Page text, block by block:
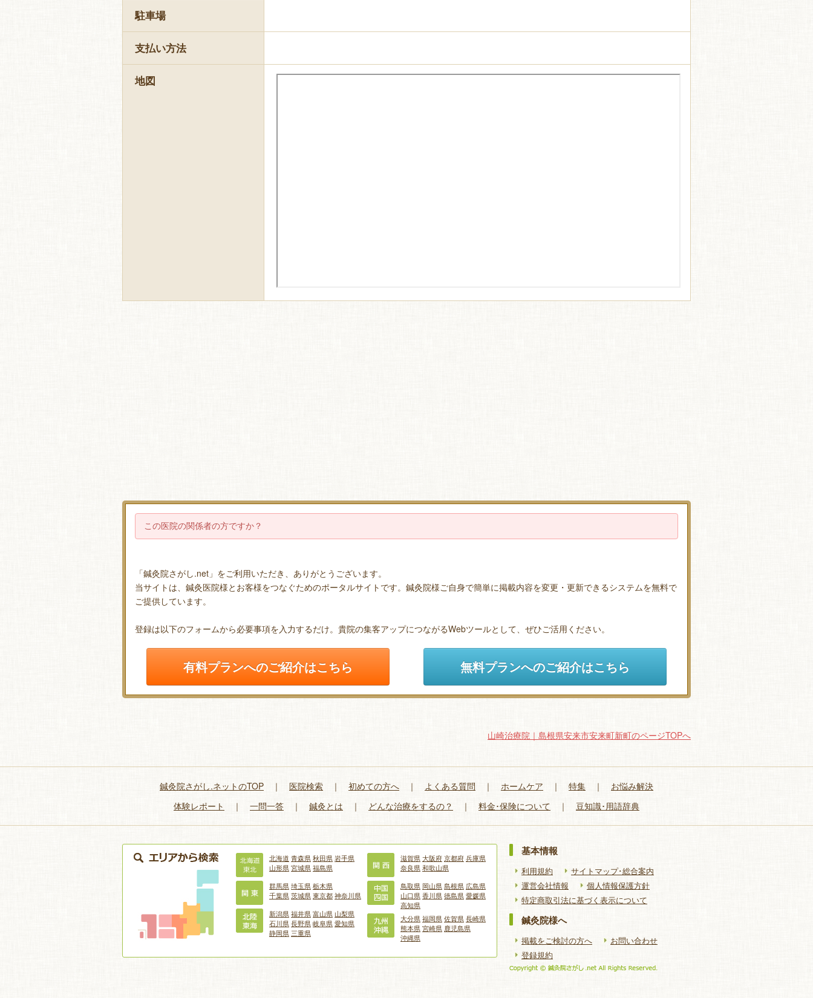
駐車場
支払い方法
地図
この医院の関係者の方ですか？
「鍼灸院さがし.net」をご利用いただき、ありがとうございます。
当サイトは、鍼灸医院様とお客様をつなぐためのポータルサイトです。鍼灸院様ご自身で簡単に掲載内容を変更・更新できるシステムを無料で
ご提供しています。
登録は以下のフォームから必要事項を入力するだけ。貴院の集客アップにつながるWebツールとして、ぜひご活用ください。
有料プランへのご紹介はこちら 無料プランへのご紹介はこちら
山崎治療院｜島根県安来市安来町新町のページTOPへ
鍼灸院さがし.ネットのTOP ｜ 医院検索 ｜ 初めての方へ ｜ よくある質問 ｜ ホームケア ｜ 特集 ｜ お悩み解決
体験レポート
｜ 一問一答 ｜ 鍼灸とは ｜ どんな治療をするの？ ｜ 料金･保険について ｜ 豆知識･用語辞典
北海道 青森県秋田県岩手県
山形県宮城県福島県
群馬県埼玉県栃木県
千葉県茨城県東京都神奈川県
新潟県福井県富山県山梨県
石川県長野県岐阜県愛知県
静岡県三重県
滋賀県大阪府京都府兵庫県
奈良県和歌山県
鳥取県岡山県島根県 広島県
山口県香川県徳島県愛媛県
高知県
大分県福岡県佐賀県長崎県
熊本県宮崎県 鹿児島県
沖縄県
基本情報
利用規約
サイトマップ･総合案内
運営会社情報
個人情報保護方針
特定商取引法に基づく表示について
鍼灸院様へ
掲載をご検討の方へ
お問い合わせ
登録規約